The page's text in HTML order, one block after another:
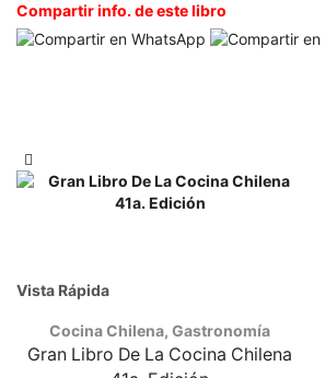
Compartir info. de este libro
Vista Rápida
Cocina Chilena,Gastronomía
Gran Libro De La Cocina Chilena